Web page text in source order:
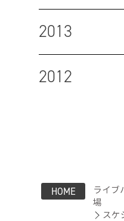
2013
2012
HOME
ライ
場
スケ